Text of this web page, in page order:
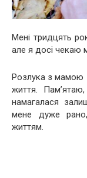
Мені тридцять
але я досі чекаю
Розлука з мамою
життя.
намагалася
мене дуже рано,
життям.